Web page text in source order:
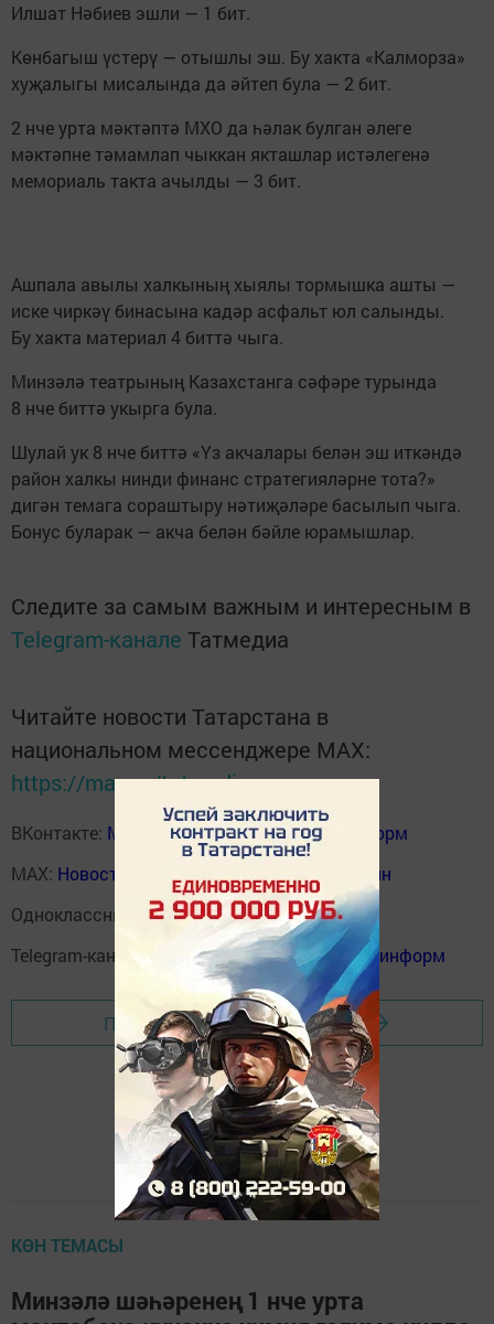
Илшат Нәбиев эшли — 1 бит.
Көнбагыш үстерү — отышлы эш. Бу хакта «Калморза»
хуҗалыгы мисалында да әйтеп була — 2 бит.
2 нче урта мәктәптә МХО да һәлак булган әлеге
мәктәпне тәмамлап чыккан якташлар истәлегенә
мемориаль такта ачылды — 3 бит.
Ашпала авылы халкының хыялы тормышка ашты —
иске чиркәү бинасына кадәр асфальт юл салынды.
Бу хакта материал 4 биттә чыга.
Минзәлә театрының Казахстанга сәфәре турында
8 нче биттә укырга була.
Шулай ук 8 нче биттә «Үз акчалары белән эш иткәндә
район халкы нинди финанс стратегияләрне тота?»
дигән темага сораштыру нәтиҗәләре басылып чыга.
Бонус буларак — акча белән бәйле юрамышлар.
Следите за самым важным и интересным в
Telegram-канале Татмедиа
Читайте новости Татарстана в
национальном мессенджере MАХ:
https://max.ru/tatmedia
ВКонтакте: Мензелинск news - Мензеля-информ
MAX: Новости Мензелинска - Мензеля онлайн
Одноклассники:ok.ru/menzelinsk
Telegram-канал:Мензелинск news - Мензеля-информ
Перейти на страницу новости
КӨН ТЕМАСЫ
Минзәлә шәһәренең 1 нче урта